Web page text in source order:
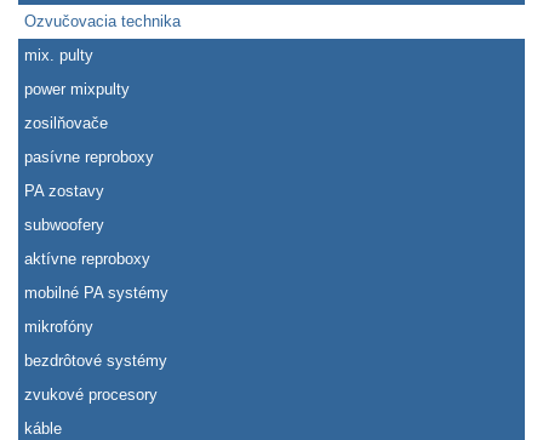
Ozvučovacia technika
mix. pulty
power mixpulty
zosilňovače
pasívne reproboxy
PA zostavy
subwoofery
aktívne reproboxy
mobilné PA systémy
mikrofóny
bezdrôtové systémy
zvukové procesory
káble